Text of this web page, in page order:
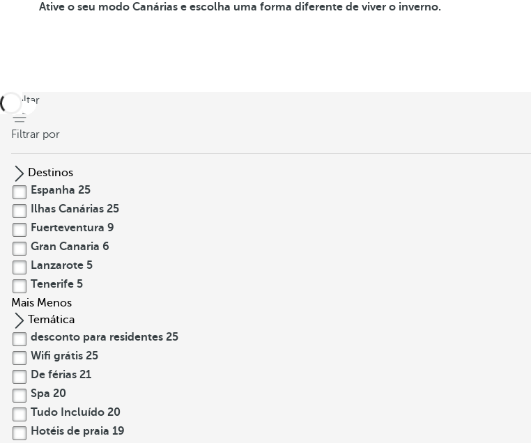
Ative o seu modo Canárias e escolha uma forma diferente de viver o inverno.
voltar
Filtrar por
Destinos
Espanha 25
Ilhas Canárias 25
Fuerteventura 9
Gran Canaria 6
Lanzarote 5
Tenerife 5
Mais Menos
Temática
desconto para residentes 25
Wifi grátis 25
De férias 21
Spa 20
Tudo Incluído 20
Hotéis de praia 19